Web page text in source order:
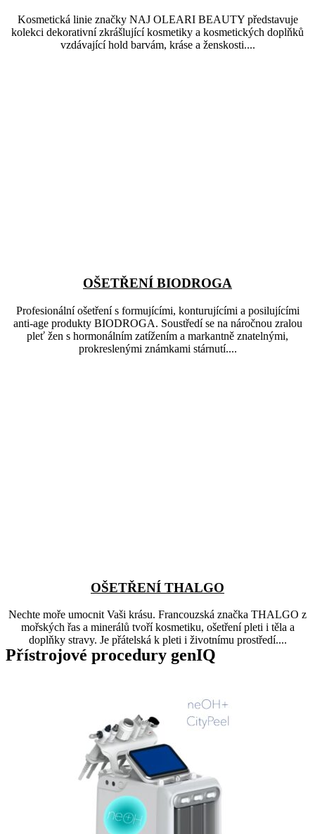
Kosmetická linie značky NAJ OLEARI BEAUTY představuje
kolekci dekorativní zkrášlující kosmetiky a kosmetických doplňků
vzdávající hold barvám, kráse a ženskosti....
OŠETŘENÍ BIODROGA
Profesionální ošetření s formujícími, konturujícími a posilujícími
anti-age produkty BIODROGA. Soustředí se na náročnou zralou
pleť žen s hormonálním zatížením a markantně znatelnými,
prokreslenými známkami stárnutí....
OŠETŘENÍ THALGO
Nechte moře umocnit Vaši krásu. Francouzská značka THALGO z
mořských řas a minerálů tvoří kosmetiku, ošetření pleti i těla a
doplňky stravy. Je přátelská k pleti i životnímu prostředí....
Přístrojové procedury genIQ